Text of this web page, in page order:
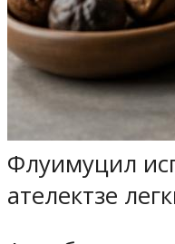
Флуимуцил
ателектзе